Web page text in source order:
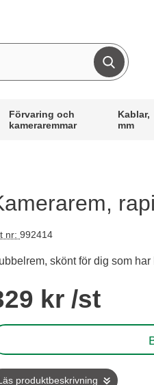
Förvaring och
kameraremmar
Kablar,
mm
som favorit
nr: 992414
skönt för dig som
kr /st
produktbeskrivning